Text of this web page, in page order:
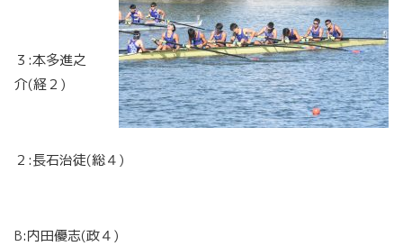
３:本多進之
介(経２)
２:長石治徒(総４)
B:内田優志(政４)